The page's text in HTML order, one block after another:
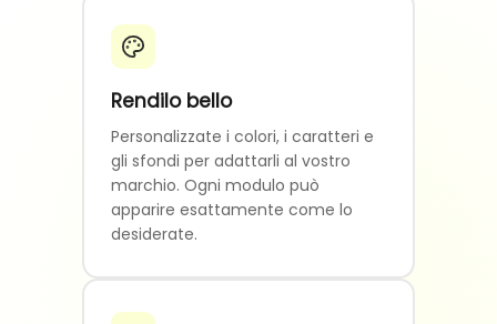
Rendilo bello
Personalizzate i colori, i caratteri e
gli sfondi per adattarli al vostro
marchio. Ogni modulo può
apparire esattamente come lo
desiderate.